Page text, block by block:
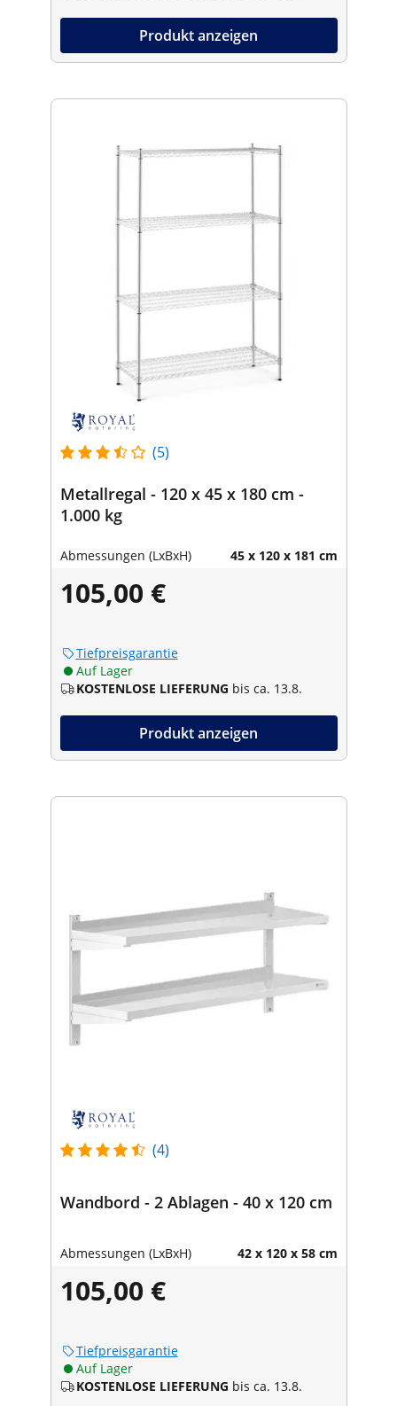
Produkt anzeigen
(5)
Metallregal - 120 x 45 x 180 cm -
1.000 kg
Abmessungen (LxBxH) 45 x 120 x 181 cm
105,00 €
Tiefpreisgarantie
Auf Lager
KOSTENLOSE LIEFERUNG bis ca. 13.8.
Produkt anzeigen
(4)
Wandbord - 2 Ablagen - 40 x 120 cm
Abmessungen (LxBxH) 42 x 120 x 58 cm
105,00 €
Tiefpreisgarantie
Auf Lager
KOSTENLOSE LIEFERUNG bis ca. 13.8.